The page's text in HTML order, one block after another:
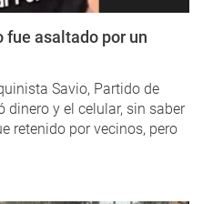
fue asaltado por un
Savio, Partido de
dinero y el celular, sin saber
retenido por vecinos, pero